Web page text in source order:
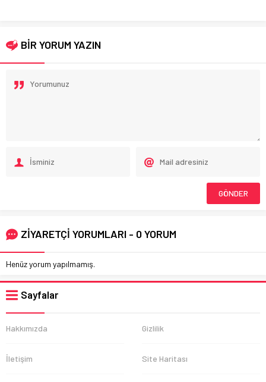
BİR YORUM YAZIN
ZİYARETÇİ YORUMLARI - 0 YORUM
Henüz yorum yapılmamış.
Sayfalar
Hakkımızda Gizlilik
İletişim Site Haritası